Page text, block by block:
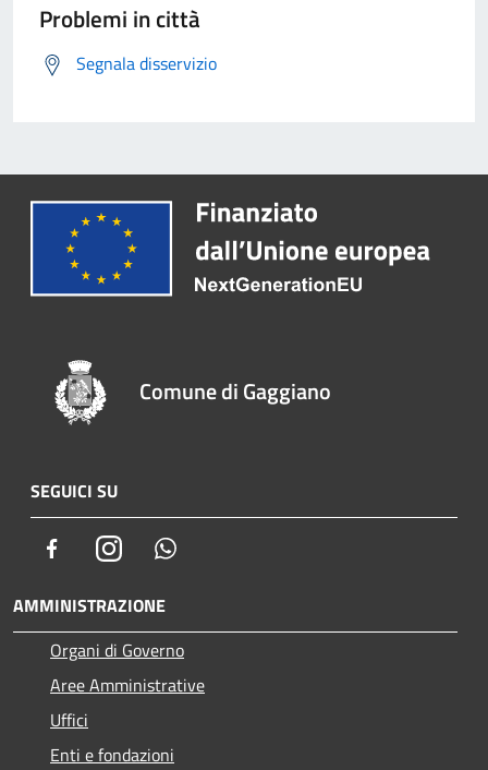
Problemi in città
Segnala disservizio
Comune di Gaggiano
SEGUICI SU
FacebookInstagram
AMMINISTRAZIONE
Organi di Governo
Aree Amministrative
Uffici
Enti e fondazioni